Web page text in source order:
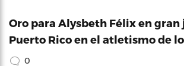
Oro para Alysbeth Félix en gran
Puerto Rico en el atletismo de
0